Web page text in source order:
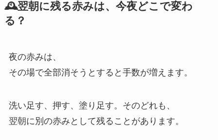
🕰翌朝に残る赤みは、今夜どこで変わ
る？
夜の赤みは、
その場で全部消そうとすると手数が増えます。
洗い足す、押す、塗り足す。そのどれも、
翌朝に別の赤みとして残ることがあります。